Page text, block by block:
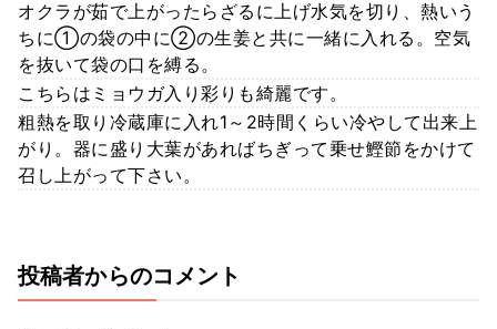
オクラが茹で上がったらざるに上げ水気を切り、熱いう
ちに①の袋の中に②の生姜と共に一緒に入れる。空気
を抜いて袋の口を縛る。
こちらはミョウガ入り彩りも綺麗です。
粗熱を取り冷蔵庫に入れ1～2時間くらい冷やして出来上
がり。器に盛り大葉があればちぎって乗せ鰹節をかけて
召し上がって下さい。
投稿者からのコメント